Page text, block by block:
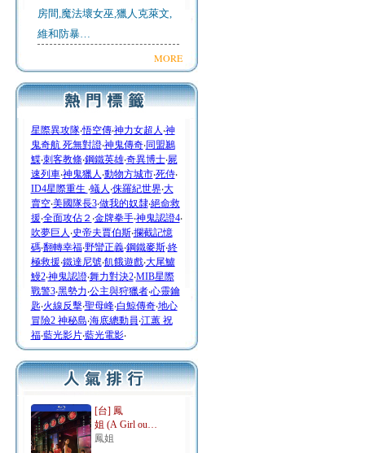
房間,魔法壞女巫,獵人克萊文,
維和防暴…
MORE
星際異攻隊‧悟空傳‧神力女超人 ‧神
鬼奇航 死無對證‧神鬼傳奇‧同盟鶼
鰈‧刺客教條‧鋼鐵英雄‧奇異博士‧屍
速列車‧神鬼獵人 ‧動物方城市‧死侍‧
ID4星際重生 ‧蟻人 ‧侏羅紀世界‧大
賣空‧美國隊長3‧做我的奴隸‧絕命救
援‧全面攻佔２ ‧金牌拳手‧神鬼認證4‧
吹夢巨人 ‧史帝夫賈伯斯‧攔截記憶
碼‧翻轉幸福‧野蠻正義‧鋼鐵麥斯‧終
極救援‧鐵達尼號‧飢餓遊戲‧大尾鱸
鰻2‧神鬼認證‧舞力對決2‧MIB星際
戰警3‧黑勢力‧公主與狩獵者‧心靈鑰
匙‧火線反擊‧聖母峰‧白鯨傳奇‧地心
冒險2 神秘島‧海底總動員‧江蕙 祝
福‧藍光影片‧藍光電影‧
[台] 鳳
姐 (A Girl ou…
鳳姐